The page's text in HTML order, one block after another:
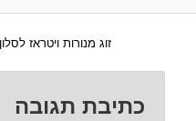
זוג מנורות ויטראז
כתיבת תגובה